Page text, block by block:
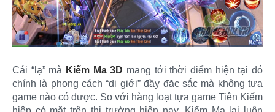
Cái “lạ” mà Kiếm Ma 3D mang tới thời điểm hiện tại đó
chính là phong cách “dị giới” đầy đặc sắc mà không tựa
game nào có được. So với hàng loạt tựa game Tiên Kiếm